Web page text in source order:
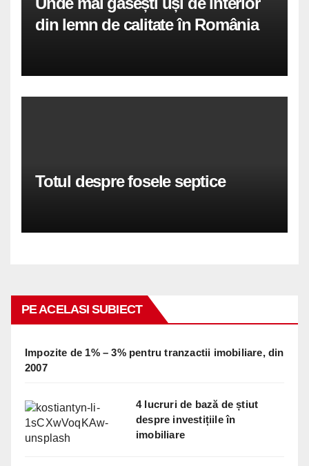
din lemn de calitate în România
Totul despre fosele septice
PE ACELASI SUBIECT
Impozite de 1% – 3% pentru tranzactii imobiliare, din
2007
4 lucruri de bază de știut
despre investițiile în
imobiliare